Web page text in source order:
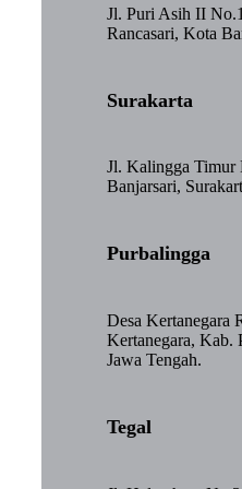
Jl. Puri Asih II
Rancasari, Kota
Surakarta
Jl. Kalingga
Banjarsari,
Purbalingga
Desa Kertanegara
Kertanegara, Kab.
Jawa Tengah.
Tegal